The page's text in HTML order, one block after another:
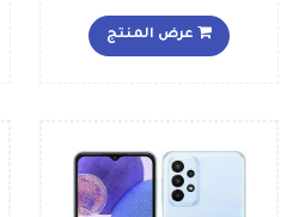
تقنية 5G إصدار الشرق
الأوسط، لون أزرق أوسوم
عرض المنتج